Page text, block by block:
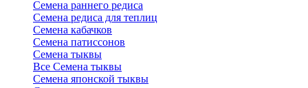
Семена раннего редиса
Семена редиса для теплиц
Семена кабачков
Семена патиссонов
Семена тыквы
Все Семена тыквы
Семена японской тыквы